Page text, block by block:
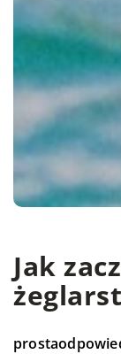
Jak